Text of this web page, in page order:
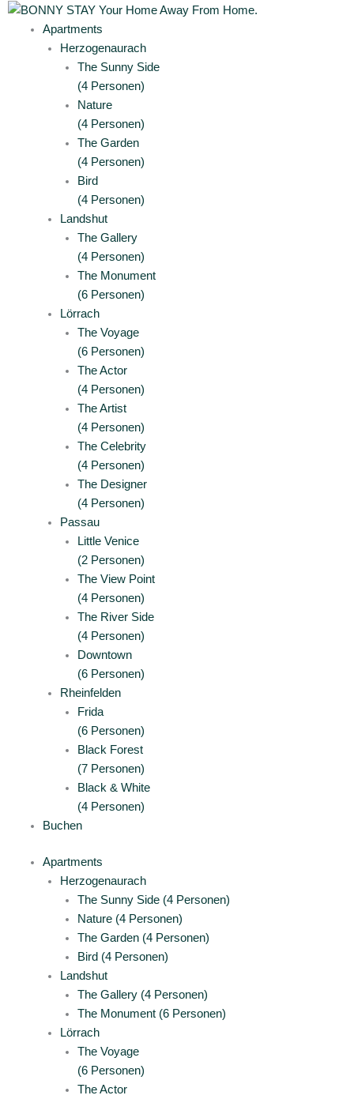
Zum
Main
Menu
Apartments
Herzogenaurach
The Sunny Side
(4 Personen)
Nature
(4 Personen)
The Garden
(4 Personen)
Bird
(4 Personen)
Landshut
The Gallery
(4 Personen)
The Monument
(6 Personen)
Lörrach
The Voyage
(6 Personen)
The Actor
(4 Personen)
The Artist
(4 Personen)
The Celebrity
(4 Personen)
The Designer
(4 Personen)
Passau
Little Venice
(2 Personen)
The View Point
(4 Personen)
The River Side
(4 Personen)
Downtown
(6 Personen)
Rheinfelden
Frida
(6 Personen)
Black Forest
(7 Personen)
Black & White
(4 Personen)
Buchen
Main
Menu
Apartments
Herzogenaurach
The Sunny Side (4 Personen)
Nature (4 Personen)
The Garden (4 Personen)
Bird (4 Personen)
Landshut
The Gallery (4 Personen)
The Monument (6 Personen)
Lörrach
The Voyage
(6 Personen)
The Actor
Main
Menu
Main
Menu
Main
Menu
Main
Menu
Main
Menu
Main
Menu
Main
Menu